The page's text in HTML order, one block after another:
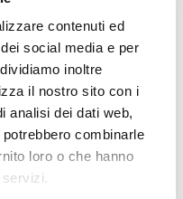
contenuti ed
social media e per
inoltre
il nostro sito con i
analisi dei dati web,
combinarle
loro o che hanno
condannato il
5 anni e 5 mesi